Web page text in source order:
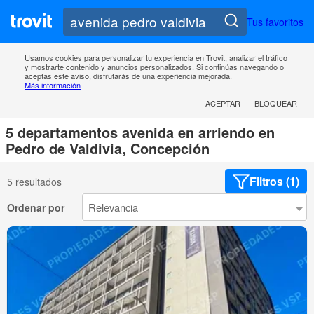
Tus favoritos
Usamos cookies para personalizar tu experiencia en Trovit, analizar el tráfico
y mostrarte contenido y anuncios personalizados. Si continúas navegando o
aceptas este aviso, disfrutarás de una experiencia mejorada.
Más información
ACEPTAR
BLOQUEAR
5 departamentos avenida en arriendo en
Pedro de Valdivia, Concepción
5 resultados Filtros (1)
Ordenar por